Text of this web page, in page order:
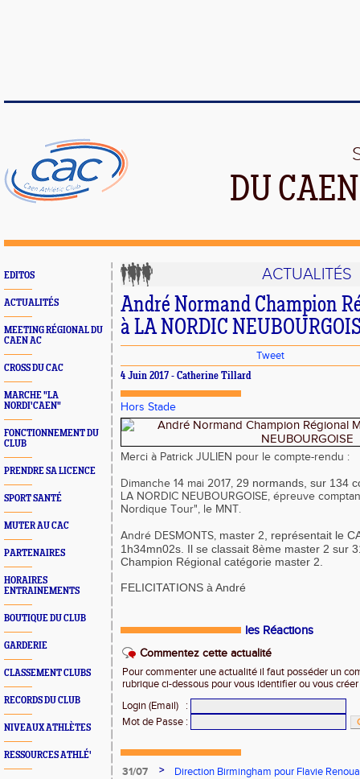
DU
EDITOS
ACTUALITÉS
MEETING RÉGIONAL DU
CAEN AC
CROSS DU CAC
MARCHE "LA
NORDI'CAEN"
FONCTIONNEMENT DU
CLUB
PRENDRE SA LICENCE
SPORT SANTÉ
MUTER AU CAC
PARTENAIRES
HORAIRES
ENTRAINEMENTS
BOUTIQUE DU CLUB
GARDERIE
CLASSEMENT CLUBS
RECORDS DU CLUB
NIVEAUX ATHLÈTES
RESSOURCES ATHLÉ'
ACTUALITÉS
André Normand Champion
à LA NORDIC
Tweet
4 Juin 2017 - Catherine Tillard
Hors Stade
Merci à Patrick JULIEN pour le compte-rendu :
Dimanche 14 mai 2017, 29 normands, sur 134
LA NORDIC NEUBOURGOISE, épreuve
Nordique Tour", le MNT.
André DESMONTS, master 2,
représentait le
1h34mn02s. Il se classait 8ème master 2 sur
Champion Régional catégorie master 2.
​FELICITATIONS à André
les Réactions
Commentez cette actualité
Pour commenter une actualité il faut posséder un
rubrique ci-dessous pour vous identifier ou vous
Login (Email)
:
Mot de Passe :
31/07 >
Direction Birmingham pour Flavie